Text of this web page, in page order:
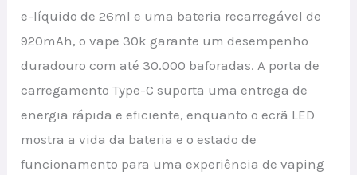
e-líquido de 26ml e uma bateria recarregável de
920mAh, o vape 30k garante um desempenho
duradouro com até 30.000 baforadas. A porta de
carregamento Type-C suporta uma entrega de
energia rápida e eficiente, enquanto o ecrã LED
mostra a vida da bateria e o estado de
funcionamento para uma experiência de vaping